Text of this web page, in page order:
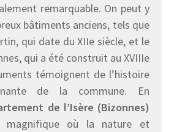
remarquable. On peut y
bâtiments anciens, tels que
qui date du XIIe siècle, et le
qui a été construit au XVIIIe
témoignent de l’histoire
de la commune. En
de l’Isère (Bizonnes)
où la nature et